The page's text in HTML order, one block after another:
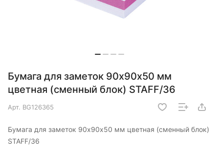
Бумага для заметок 90х90х50 мм
цветная (сменный блок) STAFF/36
Арт. BG126365
Бумага для заметок 90х90х50 мм цветная (сменный блок)
STAFF/36